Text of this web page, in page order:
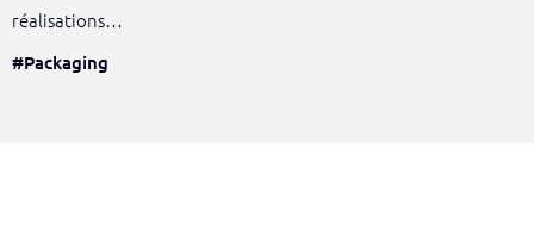
réalisations…
#Packaging